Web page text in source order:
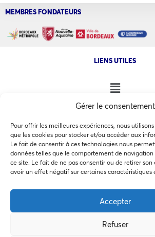
Gérer le consentement
Pour offrir les meilleures expériences, nous
que les cookies pour stocker et/ou accéder aux
Le fait de consentir à ces technologies nous
données telles que le comportement de navigation
ce site. Le fait de ne pas consentir ou de retirer
avoir un effet négatif sur certaines caractéristiques
Accepter
Refuser
Ce site utilise des cookies pour les
politique de
Accepter
MEMBRES FONDATEURS
LIENS UTILES
NOS AUTRES SITES
COPYRIGHT @ 2026 - INVEST IN BORDEAUX -